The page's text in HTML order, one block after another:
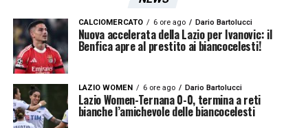
CALCIOMERCATO 6 ore ago Dario Bartolucci
Nuova accelerata della Lazio per Ivanovic: il
Benfica apre al prestito ai biancocelesti!
LAZIO WOMEN 6 ore ago Dario Bartolucci
Lazio Women-Ternana 0-0, termina a reti
bianche l’amichevole delle biancocelesti